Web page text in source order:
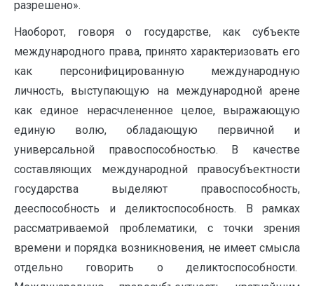
разрешено».
Наоборот, говоря о государстве, как субъекте
международного права, принято характеризовать его
как персонифицированную международную
личность, выступающую на международной арене
как единое нерасчлененное целое, выражающую
единую волю, обладающую первичной и
универсальной правоспособностью. В качестве
составляющих международной правосубъектности
государства выделяют правоспособность,
дееспособность и деликтоспособность. В рамках
рассматриваемой проблематики, с точки зрения
времени и порядка возникновения, не имеет смысла
отдельно говорить о деликтоспособности.